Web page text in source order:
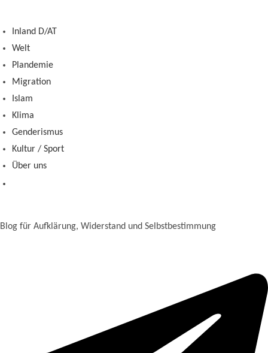
Inland D/AT
Welt
Plandemie
Migration
Islam
Klima
Genderismus
Kultur / Sport
Über uns
Blog für Aufklärung, Widerstand und Selbstbestimmung